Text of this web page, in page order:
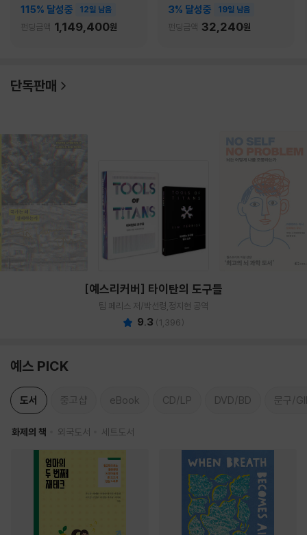
115% 달성중 12일 남음
펀딩금액 1,149,400원
3% 달성중 19일 남음
펀딩금액 32,240원
단독판매
[예스리커버] 타이탄의 도구들
팀 페리스 저/박선령,정지현 공역
9.3 (1,396)
예스 PICK
도서 중고샵 eBook CD/LP DVD/BD 문구/
화제의 책 외국도서 세트도서